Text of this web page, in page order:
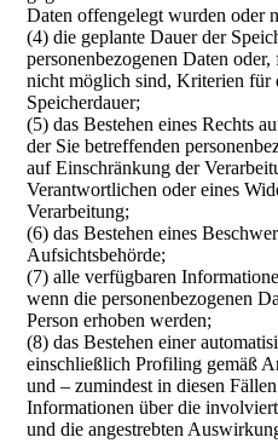
Daten offengelegt wurden oder
(4) die geplante Dauer der
personenbezogenen Daten
nicht möglich sind, Kriterien für
Speicherdauer;
(5) das Bestehen eines Rechts
der Sie betreffenden
auf Einschränkung der
Verantwortlichen oder eines
Verarbeitung;
(6) das Bestehen eines
Aufsichtsbehörde;
(7) alle verfügbaren
wenn die personenbezogenen
Person erhoben werden;
(8) das Bestehen einer
einschließlich Profiling gemäß
und – zumindest in diesen
Informationen über die
und die angestrebten